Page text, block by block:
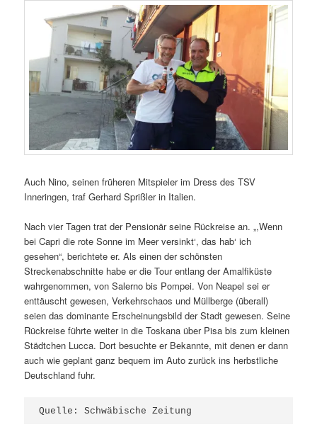
Auch Nino, seinen früheren Mitspieler im Dress des TSV
Inneringen, traf Gerhard Sprißler in Italien.
Nach vier Tagen trat der Pensionär seine Rückreise an. „,Wenn
bei Capri die rote Sonne im Meer versinkt‘, das hab‘ ich
gesehen“, berichtete er. Als einen der schönsten
Streckenabschnitte habe er die Tour entlang der Amalfiküste
wahrgenommen, von Salerno bis Pompei. Von Neapel sei er
enttäuscht gewesen, Verkehrschaos und Müllberge (überall)
seien das dominante Erscheinungsbild der Stadt gewesen. Seine
Rückreise führte weiter in die Toskana über Pisa bis zum kleinen
Städtchen Lucca. Dort besuchte er Bekannte, mit denen er dann
auch wie geplant ganz bequem im Auto zurück ins herbstliche
Deutschland fuhr.
Quelle: Schwäbische Zeitung